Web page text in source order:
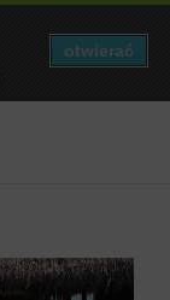
otwierać